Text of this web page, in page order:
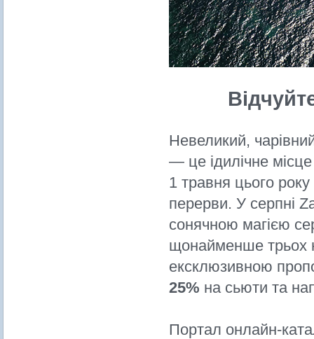
Невеликий,
— це ідилічне
1 травня цього року
перерви. У серпні
сонячною магією
щонайменше трьох
ексклюзивною
25% на сьюти та
Портал